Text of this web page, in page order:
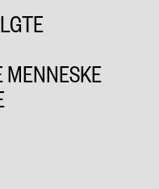
MENNESKE